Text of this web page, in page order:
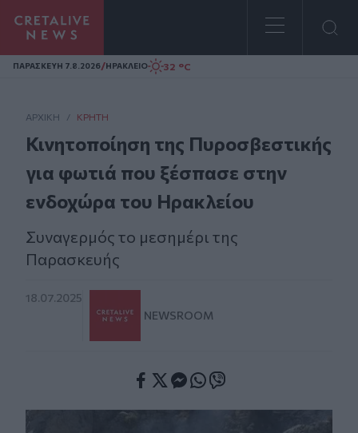
Homepage
ΠΑΡΑΣΚΕΥΗ 7.8.2026/ΗΡΑΚΛΕΙΟ 32 °C
ΑΡΧΙΚΗ / ΚΡΉΤΗ
Κινητοποίηση της Πυροσβεστικής
για φωτιά που ξέσπασε στην
ενδοχώρα του Ηρακλείου
Συναγερμός το μεσημέρι της
Παρασκευής
18.07.2025
NEWSROOM